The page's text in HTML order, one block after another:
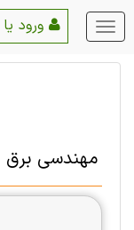
منو
اصلی
مهندسی برق